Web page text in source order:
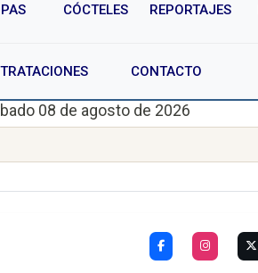
CÓCTELES REPORTAJES
CONTACTO
08 de agosto de 2026